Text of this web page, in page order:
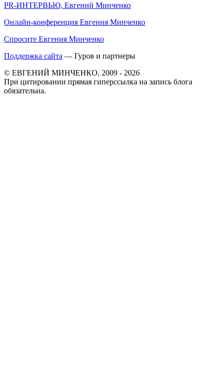
PR-ИНТЕРВЬЮ, Евгений Минченко
Онлайн-конференция Евгения Минченко
Спросите Евгения Минченко
Поддержка сайта — Гуров и партнеры
© ЕВГЕНИЙ МИНЧЕНКО, 2009 - 2026
При цитировании прямая гиперссылка на запись блога
обязательна.